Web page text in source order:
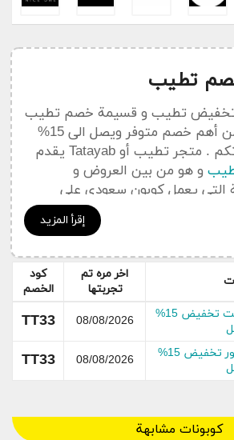
إقرأ المزيد
تطيب
تخفيض تطيب و قسيمة خصم تطيب
سوف تستفدون من أهم خصم متوفر ويصل الى 15%
من قيمة مشترياتكم . متجر تطيب أو Tatayab يقدم
و هو من بين العروض و
التي يعمل كوبون سعودي على
الخاص بجديد التخفيضات و
على جميعأكواد خصمتطيب
بكوبونات تطيب
اخر مره تم
تجربتها
كود
الخصم
كود خصم تطيب الكويت تخفيض 15%
08/08/2026
TT33
كود خصم تطيب للعطور تخفيض 15%
08/08/2026
TT33
كوبونات مشابهة